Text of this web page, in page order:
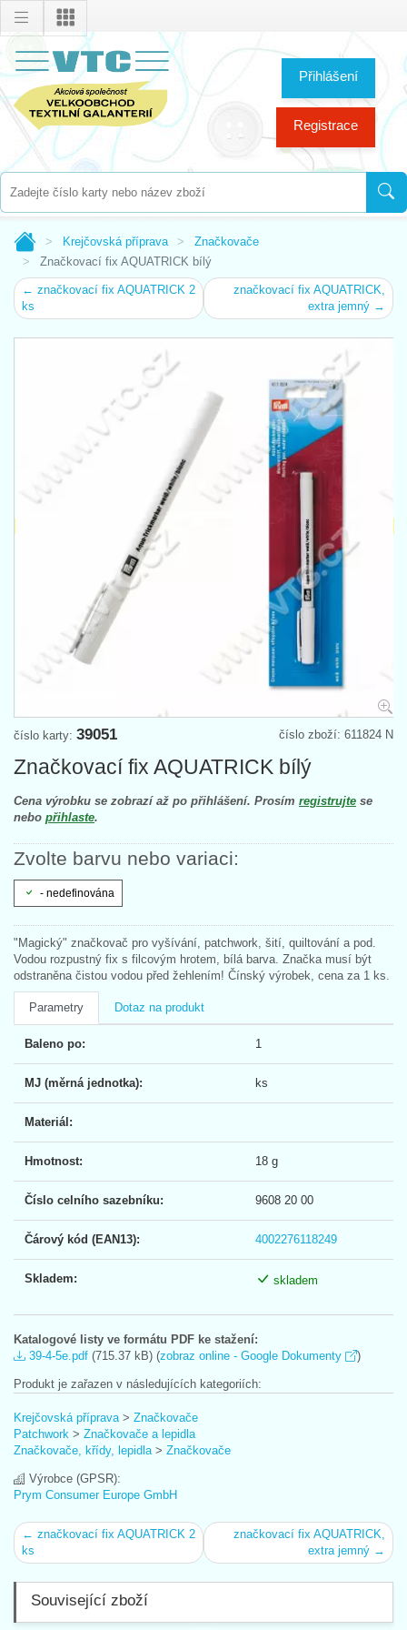
Přihlášení
Registrace
Krejčovská příprava
Značkovače
Značkovací fix AQUATRICK bílý
← značkovací fix AQUATRICK 2
ks
značkovací fix AQUATRICK,
extra jemný →
číslo zboží: 611824 N
číslo karty: 39051
Značkovací fix AQUATRICK bílý
Cena výrobku se zobrazí až po přihlášení. Prosím registrujte se
nebo přihlaste.
Zvolte barvu nebo variaci:
- nedefinována
"Magický" značkovač pro vyšívání, patchwork, šití, quiltování a pod.
Vodou rozpustný fix s filcovým hrotem, bílá barva. Značka musí být
odstraněna čistou vodou před žehlením! Čínský výrobek, cena za 1 ks.
Parametry Dotaz na produkt
Baleno po: 1
MJ (měrná jednotka): ks
Materiál:
Hmotnost: 18 g
Číslo celního sazebníku: 9608 20 00
Čárový kód (EAN13): 4002276118249
Skladem: skladem
Katalogové listy ve formátu PDF ke stažení:
39-4-5e.pdf (715.37 kB) (zobraz online - Google Dokumenty )
Produkt je zařazen v následujících kategoriích:
Krejčovská příprava > Značkovače
Patchwork > Značkovače a lepidla
Značkovače, křídy, lepidla > Značkovače
Výrobce (GPSR):
Prym Consumer Europe GmbH
← značkovací fix AQUATRICK 2
ks
značkovací fix AQUATRICK,
extra jemný →
Související zboží